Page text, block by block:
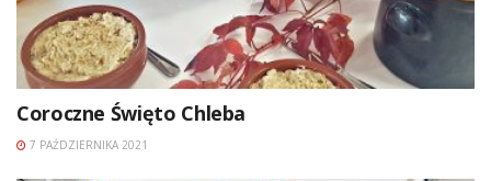
Coroczne Święto Chleba
7 PAŹDZIERNIKA 2021